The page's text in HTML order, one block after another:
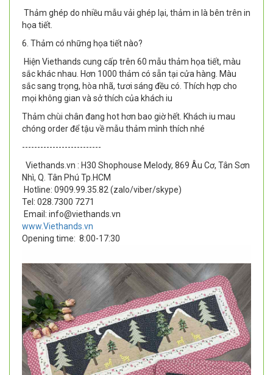
Thảm ghép do nhiều mẫu vải ghép lại, thảm in là bên trên in
họa tiết.
6. Thảm có những họa tiết nào?
Hiện Viethands cung cấp trên 60 mẫu thảm họa tiết, màu
sắc khác nhau. Hơn 1000 thảm có sẵn tại cửa hàng. Màu
sắc sang trọng, hòa nhã, tươi sáng đều có. Thích hợp cho
mọi không gian và sở thích của khách iu
Thảm chùi chân đang hot hơn bao giờ hết. Khách iu mau
chóng order để tậu về mẫu thảm mình thích nhé
--------------------------
Viethands.vn : H30 Shophouse Melody, 869 Âu Cơ, Tân Sơn
Nhì, Q. Tân Phú Tp.HCM
Hotline: 0909.99.35.82 (zalo/viber/skype)
Tel: 028.7300 7271
Email: info@viethands.vn
www.Viethands.vn
Opening time: 8:00-17:30